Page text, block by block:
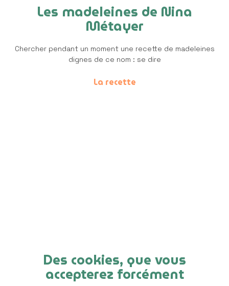
Les madeleines de Nina
Métayer
Chercher pendant un moment une recette de madeleines
dignes de ce nom : se dire
La recette
Des cookies, que vous
accepterez forcément